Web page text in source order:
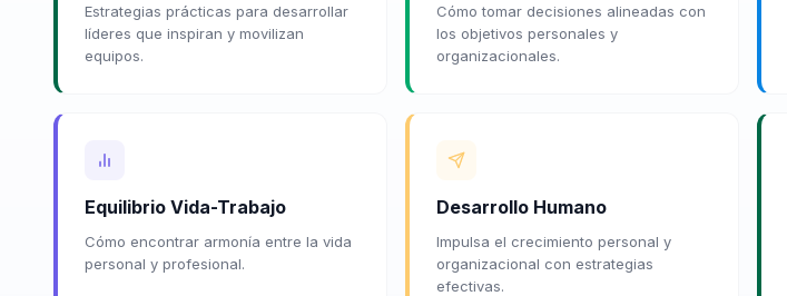
Estrategias prácticas para desarrollar
líderes que inspiran y movilizan
equipos.
Cómo tomar decisiones alineadas con
los objetivos personales y
organizacionales.
Equilibrio Vida-Trabajo
Cómo encontrar armonía entre la vida
personal y profesional.
Desarrollo Humano
Impulsa el crecimiento personal y
organizacional con estrategias
efectivas.